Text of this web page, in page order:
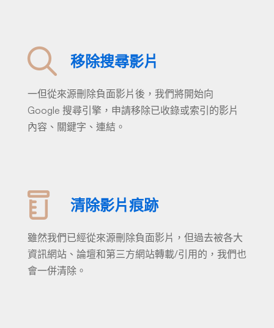
移除搜尋影片
一但從來源刪除負面影片後，我們將開始向
Google 搜尋引擎，申請移除已收錄或索引的影片
內容、關鍵字、連結。
清除影片痕跡
雖然我們已經從來源刪除負面影片，但過去被各大
資訊網站、論壇和第三方網站轉載/引用的，我們也
會一併清除。